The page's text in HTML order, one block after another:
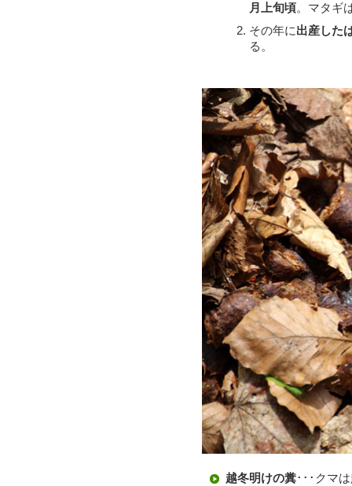
月上旬頃。マタギ
その年に出産した
る。
越冬明けの糞･･･クマ